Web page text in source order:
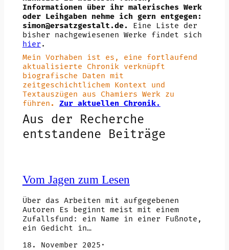
Informationen über ihr malerisches Werk
oder Leihgaben nehme ich gern entgegen:
simon@ersatzgestalt.de. Eine Liste der
bisher nachgewiesenen Werke findet sich
hier .
Mein Vorhaben ist es, eine fortlaufend
aktualisierte Chronik verknüpft
biografische Daten mit
zeitgeschichtlichem Kontext und
Textauszügen aus Chamiers Werk zu
führen . Zur aktuellen Chronik.
Aus der Recherche
entstandene Beiträge
Vom Jagen zum Lesen
Über das Arbeiten mit aufgegebenen
Autoren Es beginnt meist mit einem
Zufallsfund: ein Name in einer Fußnote,
ein Gedicht in…
18. November 2025 ·